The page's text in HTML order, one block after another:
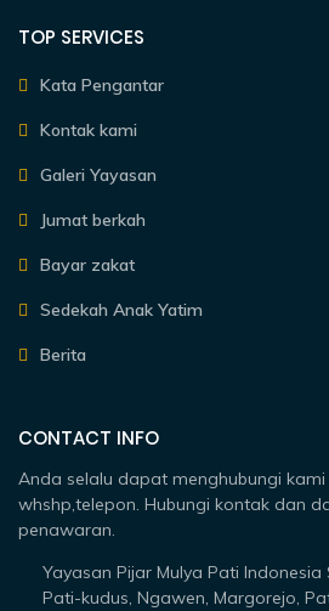
TOP SERVICES
Kata Pengantar
Kontak kami
Galeri Yayasan
Jumat berkah
Bayar zakat
Sedekah Anak Yatim
Berita
CONTACT INFO
Anda selalu dapat menghubungi
whshp,telepon. Hubungi kontak dan
penawaran.
Yayasan Pijar Mulya Pati
Pati-kudus, Ngawen, Margorejo,